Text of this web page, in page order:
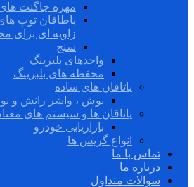
مهره چاگنت
یاطاقان توپ
زاویه ای برای
سنج
واحدهای بلبرینگ
محفظه های بلبرینگ
یاتاقان های ساده
بوش ، واشر رانش و
یاتاقان ها و سیستم های
بازاریابی خودرو
انواع گریس ها
تماس با ما
درباره ما
سوالات متداول